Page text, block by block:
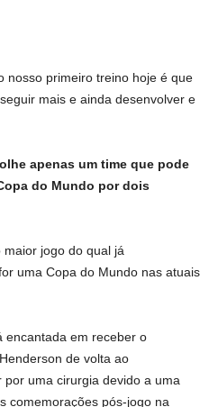
nosso primeiro treino hoje é que
mais e ainda desenvolver e
apenas um time que pode
do Mundo por dois
maior jogo do qual já
uma Copa do Mundo nas atuais
encantada em receber o
de volta ao
uma cirurgia devido a uma
comemorações pós-jogo na